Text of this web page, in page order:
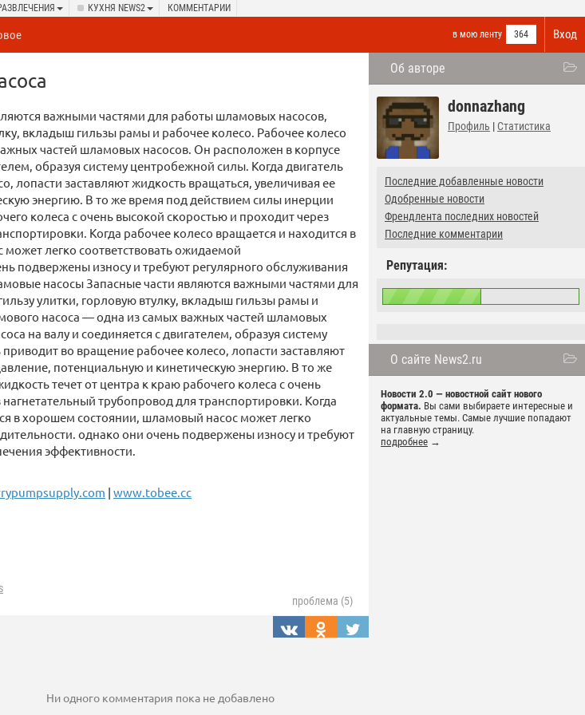
КУХНЯ NEWS2 КОММЕНТАРИИ
Вход
в мою ленту 364
Об авторе
donnazhang
Профиль | Статистика
Последние добавленные новости
Одобренные новости
Френдлента последних новостей
Последние комментарии
Репутация:
О сайте News2.ru
Новости 2.0 — новостной сайт нового
формата. Вы сами выбираете интересные и
актуальные темы. Самые лучшие попадают
на главную страницу.
подробнее →
важными частями для работы шламовых насосов,
вкладыш гильзы рамы и рабочее колесо. Рабочее колесо
частей шламовых насосов. Он расположен в корпусе
образуя систему центробежной силы. Когда двигатель
лопасти заставляют жидкость вращаться, увеличивая ее
энергию. В то же время под действием силы инерции
колеса с очень высокой скоростью и проходит через
Когда рабочее колесо вращается и находится в
легко соответствовать ожидаемой
подвержены износу и требуют регулярного обслуживания
насосы Запасные части являются важными частями для
улитки, горловую втулку, вкладыш гильзы рамы и
насоса — одна из самых важных частей шламовых
на валу и соединяется с двигателем, образуя систему
во вращение рабочее колесо, лопасти заставляют
потенциальную и кинетическую энергию. В то же
течет от центра к краю рабочего колеса с очень
трубопровод для транспортировки. Когда
в хорошем состоянии, шламовый насос может легко
однако они очень подвержены износу и требуют
эффективности.
| www.tobee.cc
проблема (5)
Ни одного комментария пока не добавлено